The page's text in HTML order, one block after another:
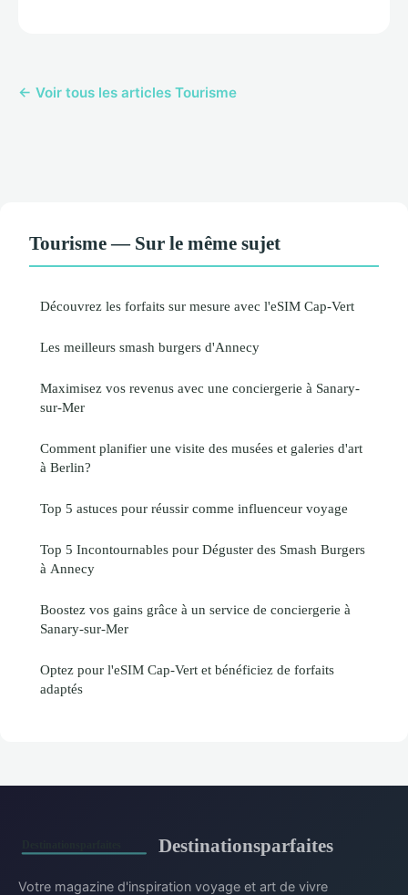
← Voir tous les articles Tourisme
Tourisme — Sur le même sujet
Découvrez les forfaits sur mesure avec l'eSIM Cap-Vert
Les meilleurs smash burgers d'Annecy
Maximisez vos revenus avec une conciergerie à Sanary-
sur-Mer
Comment planifier une visite des musées et galeries d'art
à Berlin?
Top 5 astuces pour réussir comme influenceur voyage
Top 5 Incontournables pour Déguster des Smash Burgers
à Annecy
Boostez vos gains grâce à un service de conciergerie à
Sanary-sur-Mer
Optez pour l'eSIM Cap-Vert et bénéficiez de forfaits
adaptés
Destinationsparfaites
Votre magazine d'inspiration voyage et art de vivre